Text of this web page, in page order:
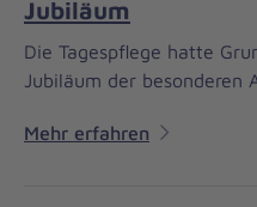
Jubiläum
Die Tagespflege hatte
Jubiläum der besonderen
Mehr erfahren